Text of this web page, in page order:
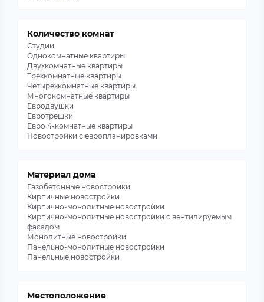
«Предидущая
1 ... 33
Количество комнат
Студии
Однокомнатные квартиры
Двухкомнатные квартиры
Трехкомнатные квартиры
Четырехкомнатные квартиры
Многокомнатные квартиры
Евродвушки
Евротрешки
Евро 4-комнатные квартиры
Новостройки с европланировками
Материал дома
Газобетонные новостройки
Кирпичные новостройки
Кирпично-монолитные новостройки
Кирпично-монолитные новостройки с вентилируемым
фасадом
Монолитные новостройки
Панельно-монолитные новостройки
Панельные новостройки
Местоположение